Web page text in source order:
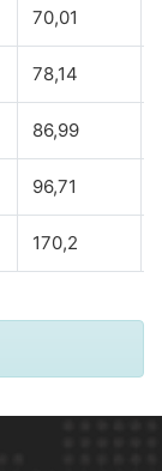
70,01
78,14
86,99
96,71
170,2